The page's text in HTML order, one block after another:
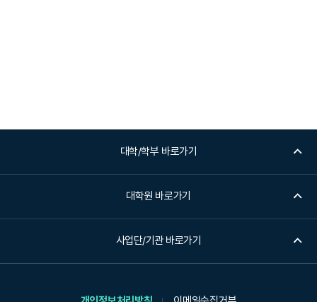
대학/학부 바로가기
대학원 바로가기
사업단/기관 바로가기